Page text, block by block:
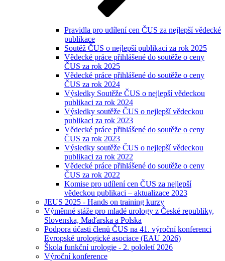
Pravidla pro udílení cen ČUS za nejlepší vědecké
publikace
Soutěž ČUS o nejlepší publikaci za rok 2025
Vědecké práce přihlášené do soutěže o ceny
ČUS za rok 2025
Vědecké práce přihlášené do soutěže o ceny
ČUS za rok 2024
Výsledky Soutěže ČUS o nejlepší vědeckou
publikaci za rok 2024
Výsledky soutěže ČUS o nejlepší vědeckou
publikaci za rok 2023
Vědecké práce přihlášené do soutěže o ceny
ČUS za rok 2023
Výsledky soutěže ČUS o nejlepší vědeckou
publikaci za rok 2022
Vědecké práce přihlášené do soutěže o ceny
ČUS za rok 2022
Komise pro udílení cen ČUS za nejlepší
vědeckou publikaci – aktualizace 2023
JEUS 2025 - Hands on training kurzy
Výměnné stáže pro mladé urology z České republiky,
Slovenska, Maďarska a Polska
Podpora účasti členů ČUS na 41. výroční konferenci
Evropské urologické asociace (EAU 2026)
Škola funkční urologie - 2. pololetí 2026
Výroční konference